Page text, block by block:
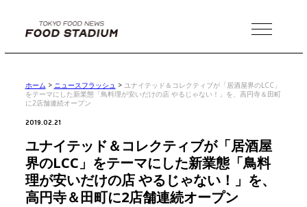
MENU
ホーム > ニュースフラッシュ > ユナイテッド＆コレクティブが「居酒屋界のLCC」
をテーマにした新業態「鳥料理が安いだけの店 やるじゃない！」を、高円寺＆田町
に2店舗連続オープン
2019.02.21
ユナイテッド＆コレクティブが「居酒屋
界のLCC」をテーマにした新業態「鳥料
理が安いだけの店 やるじゃない！」を、
高円寺＆田町に2店舗連続オープン